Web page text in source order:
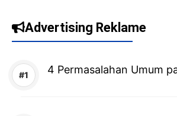
Advertising Reklame
4 Permasalahan Umum